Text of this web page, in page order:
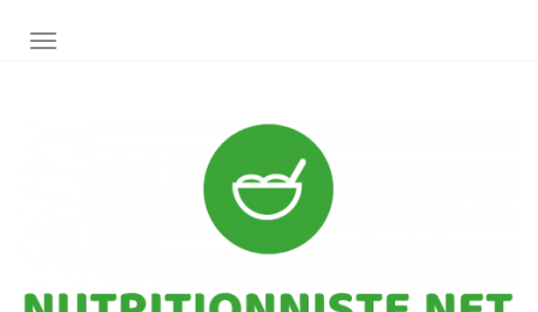
AFFICHER/MASQUER LA NAVIGATION